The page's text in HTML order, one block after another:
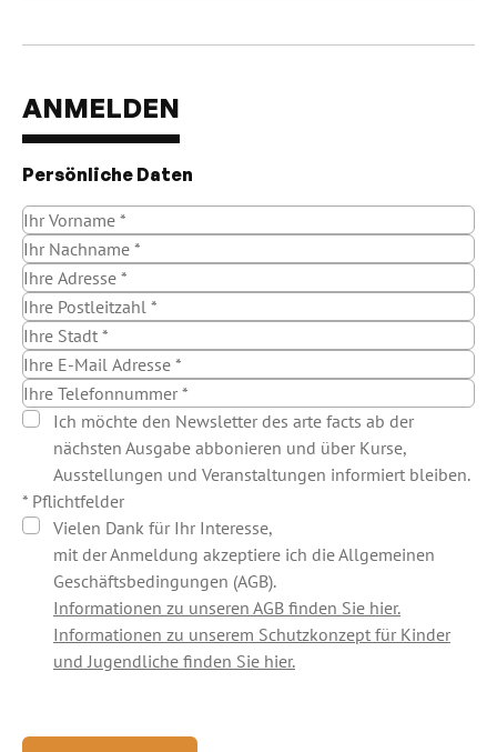
ANMELDEN
Persönliche Daten
Ich möchte den Newsletter des arte facts ab der
nächsten Ausgabe abbonieren und über Kurse,
Ausstellungen und Veranstaltungen informiert bleiben.
* Pflichtfelder
Vielen Dank für Ihr Interesse,
mit der Anmeldung akzeptiere ich die Allgemeinen
Geschäftsbedingungen (AGB).
Informationen zu unseren AGB finden Sie hier.
Informationen zu unserem Schutzkonzept für Kinder
und Jugendliche finden Sie hier.